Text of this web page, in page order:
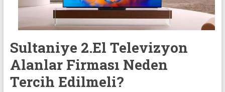
adresten
alım
Sultaniye 2.El Televizyon
Alanlar Firması Neden
Tercih Edilmeli?